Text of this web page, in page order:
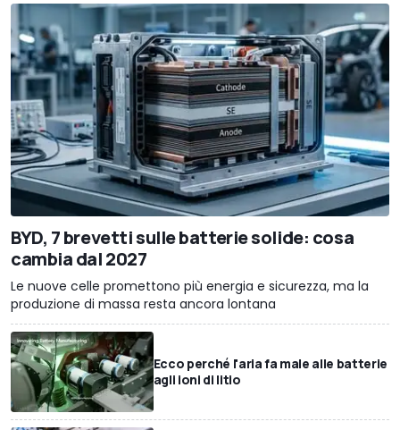
BYD, 7 brevetti sulle batterie solide: cosa
cambia dal 2027
Le nuove celle promettono più energia e sicurezza, ma la
produzione di massa resta ancora lontana
Ecco perché l'aria fa male alle batterie
agli ioni di litio